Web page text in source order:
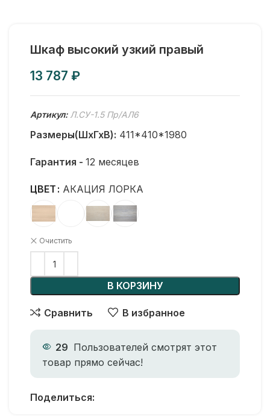
Шкаф высокий узкий правый
₽
Артикул: Л.СУ-1.5 Пр/АЛ6
Размеры(ШхГхВ): 411*410*1980
Гарантия - 12 месяцев
ЦВЕТ АКАЦИЯ ЛОРКА
Очистить
В КОРЗИНУ
Сравнить В избранное
29 Пользователей смотрят этот
товар прямо сейчас!
Поделиться: